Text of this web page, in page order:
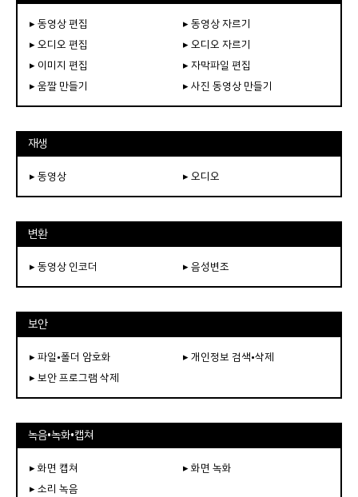
▸ 동영상 편집
▸ 동영상 자르기
▸ 오디오 편집
▸ 오디오 자르기
▸ 이미지 편집
▸ 자막파일 편집
▸ 움짤 만들기
▸ 사진 동영상 만들기
재생
▸ 동영상 ▸ 오디오
변환
▸ 동영상 인코더 ▸ 음성변조
보안
▸ 파일•폴더 암호화
▸ 개인정보 검색•삭제
▸ 보안 프로그램 삭제
녹음•녹화•캡쳐
▸ 화면 캡쳐
▸ 화면 녹화
▸ 소리 녹음